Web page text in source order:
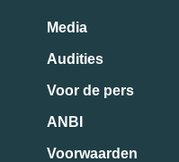
Media
Audities
Voor de pers
ANBI
Voorwaarden